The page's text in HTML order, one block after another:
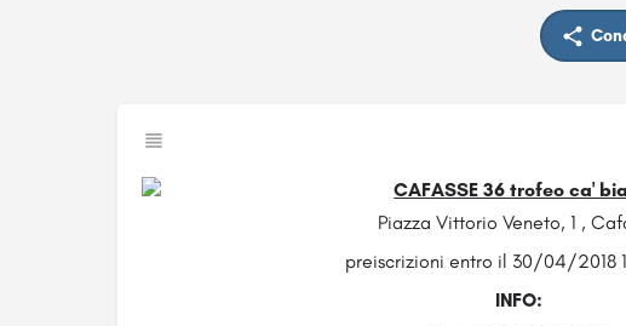
Piazza Vittorio Veneto, 1 ,
preiscrizioni entro il 30/04/2018
INFO: